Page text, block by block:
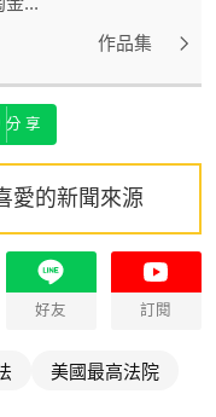
作品集
分享
愛的新聞來源
好友 訂閱
美國最高法院